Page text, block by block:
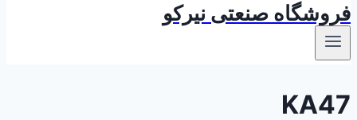
فروشگاه صنعتی نیرکو
KA47